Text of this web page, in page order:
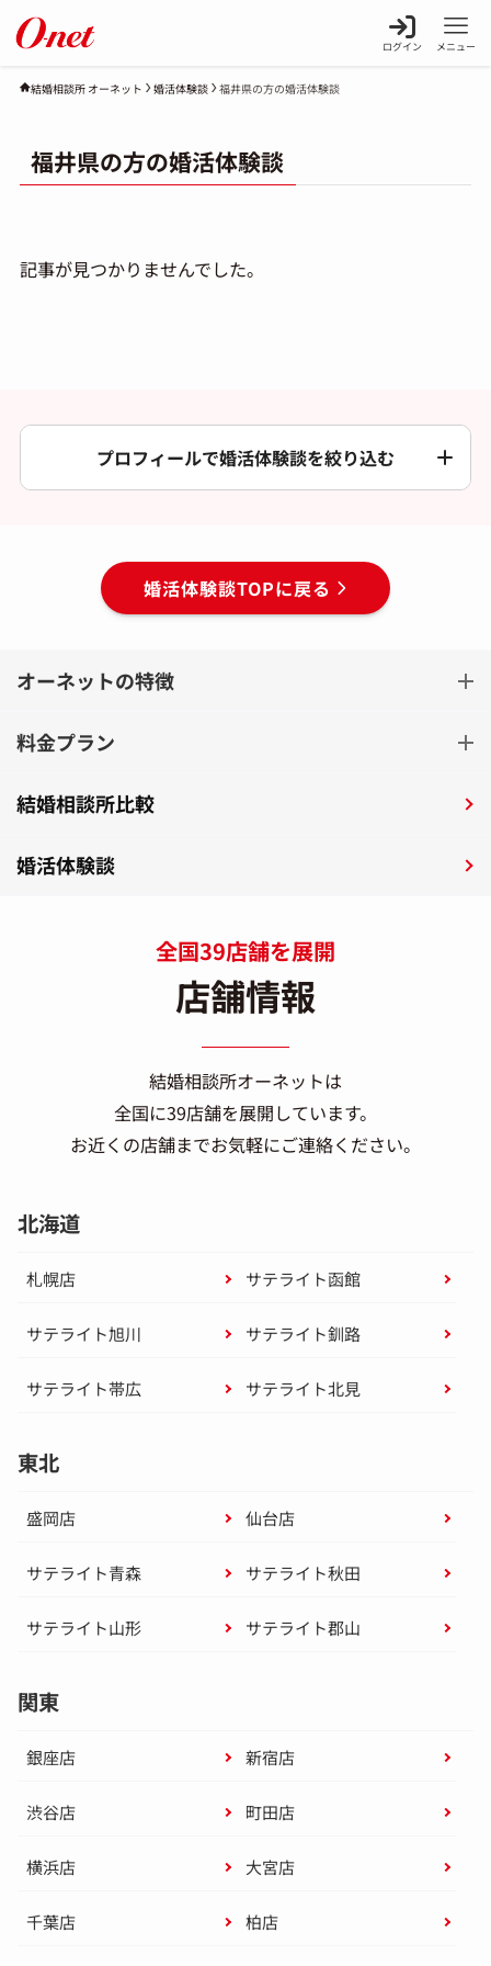
ログイン メニュー
結婚相談所 オーネット 婚活体験談 福井県の方の婚活体験談
福井県の方の婚活体験談
記事が見つかりませんでした。
プロフィールで婚活体験談を絞り込む
婚活体験談TOPに戻る
オーネットの特徴
料金プラン
結婚相談所比較
婚活体験談
全国39店舗を展開
店舗情報
結婚相談所オーネットは
全国に39店舗を展開しています。
お近くの店舗までお気軽にご連絡ください。
北海道
札幌店 サテライト函館
サテライト旭川 サテライト釧路
サテライト帯広 サテライト北見
東北
盛岡店 仙台店
サテライト青森 サテライト秋田
サテライト山形 サテライト郡山
関東
銀座店 新宿店
渋谷店 町田店
横浜店 大宮店
千葉店 柏店